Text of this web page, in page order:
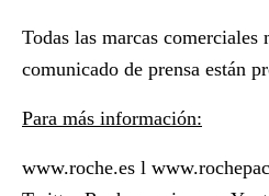
Todas las marcas comerciales
comunicado de prensa están
Para más información:
www.roche.es l